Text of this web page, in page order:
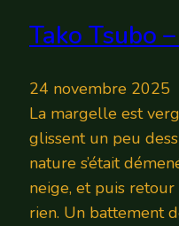
Tako Tsubo
24 novembre 2025
La margelle est
glissent un peu
nature s’était
neige, et puis
rien. Un battement